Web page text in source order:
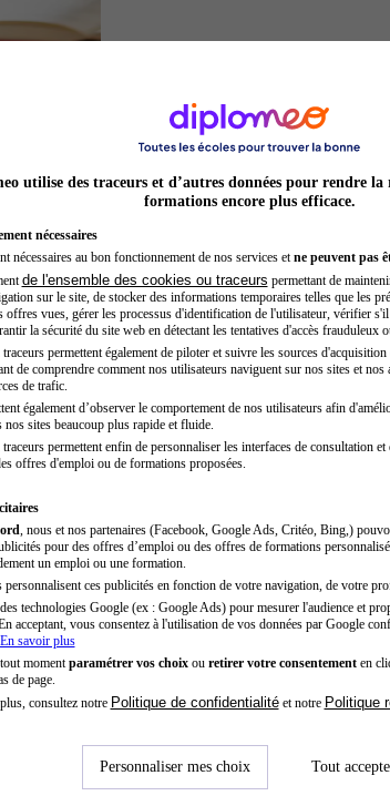
utilise des traceurs et d’autres données pour rendre la
formations encore plus efficace.
nécessaires
nécessaires au bon fonctionnement de nos services et ne peuvent pas
de l'ensemble des cookies ou traceurs permettant de
sur le site, de stocker des informations temporaires telles que les
offres vues, gérer les processus d'identification de l'utilisateur, vérifier
la sécurité du site web en détectant les tentatives d'accès frauduleux
permettent également de piloter et suivre les sources
de comprendre comment nos utilisateurs naviguent sur nos sites et
de trafic.
également d’observer le comportement de nos utilisateurs afin
nos sites beaucoup plus rapide et fluide.
permettent enfin de personnaliser les interfaces de consultation
offres d'emploi ou de formations proposées.
, nous et nos partenaires (Facebook, Google Ads, Critéo, Bing,)
pour des offres d’emploi ou des offres de formations
un emploi ou une formation.
personnalisent ces publicités en fonction de votre navigation, de votre
technologies Google (ex : Google Ads) pour mesurer l'audience et
acceptant, vous consentez à l'utilisation de vos données par Google
En savoir plus
moment paramétrer vos choixou retirer votre consentementen
de page.
consultez notre Politique de confidentialitéet notre Politique
Personnaliser mes choix Tout